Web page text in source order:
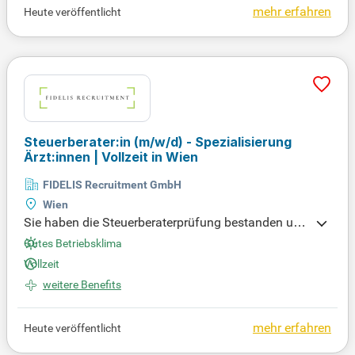
bei Lohnsteuer- und Sozialversicherungsprüfunge
n, engagiert im Team mit Steuerberater:innen. Eine
bringen gute Kenntnisse in DATEV (LODAS) sowie
MS Office mit und arbeiten strukturiert und service
orientiert.
mehr erfahren
Heute veröffentlicht
Steuerberater:in (m/w/d) - Spezialisierung
Ärzt:innen | Vollzeit in Wien
FIDELIS Recruitment GmbH
Wien
Sie haben die Steuerberaterprüfung bestanden und
verfügen über umfassende Buchhaltungskenntniss
e? Dann bringen Sie Ihre mehrjährige Erfahrung in
der Steuerberatungskanzlei und Ihre Leidenschaft f
ür die persönliche Klientenbetreuung bei uns ein!
Gutes Betriebsklima
Vollzeit
weitere Benefits
mehr erfahren
Heute veröffentlicht